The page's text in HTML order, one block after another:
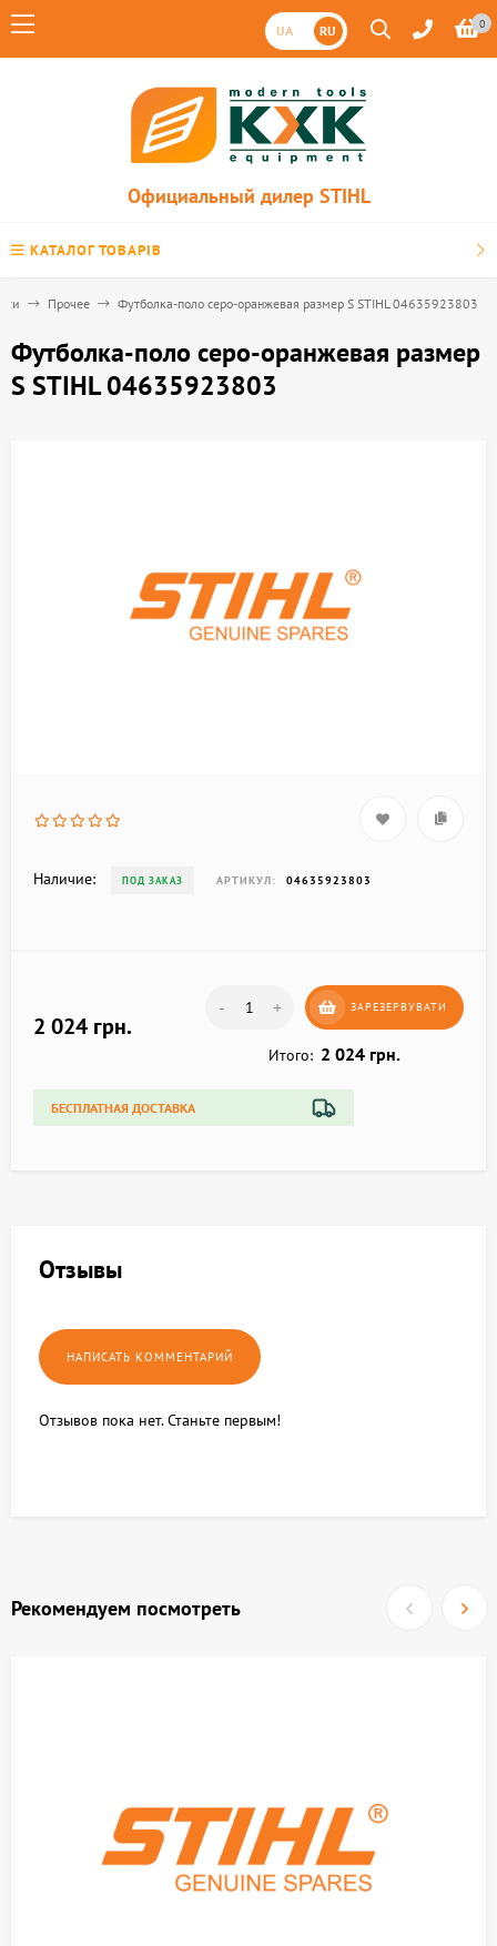
UA RU 0
Официальный дилер STIHL
КАТАЛОГ ТОВАРІВ
Прочее Футболка-поло серо-оранжевая размер S STIHL 04635923803
Футболка-поло серо-оранжевая размер
S STIHL 04635923803
Наличие: ПОД ЗАКАЗ АРТИКУЛ: 04635923803
2 024 грн.
- + ЗАРЕЗЕРВУВАТИ
Итого: 2 024 грн.
БЕСПЛАТНАЯ ДОСТАВКА
Отзывы
Отзывов пока нет. Станьте первым!
Рекомендуем посмотреть